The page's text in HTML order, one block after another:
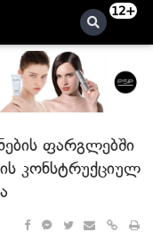
12+
ფარგლებში
კონსტრუქციულ